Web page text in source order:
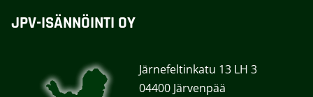
JPV-ISÄNNÖINTI OY
Järnefeltinkatu 13 LH 3
04400 Järvenpää